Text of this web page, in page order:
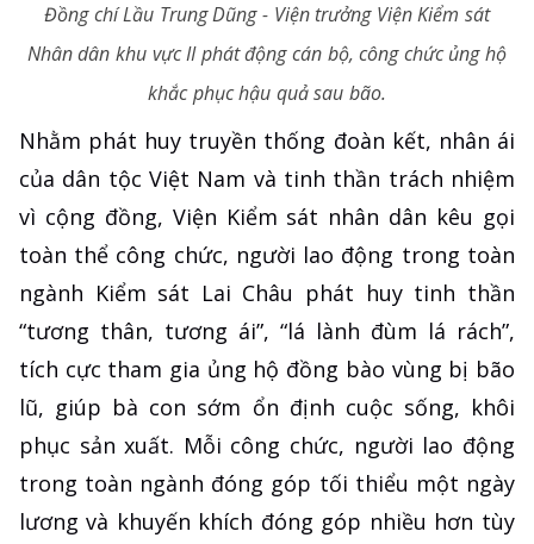
Đồng chí Lầu Trung Dũng - Viện trưởng Viện Kiểm sát
Nhân dân khu vực II phát động cán bộ, công chức ủng hộ
khắc phục hậu quả sau bão.
Nhằm phát huy truyền thống đoàn kết, nhân ái
của dân tộc Việt Nam và tinh thần trách nhiệm
vì cộng đồng, Viện Kiểm sát nhân dân kêu gọi
toàn thể công chức, người lao động trong toàn
ngành Kiểm sát Lai Châu phát huy tinh thần
“tương thân, tương ái”, “lá lành đùm lá rách”,
tích cực tham gia ủng hộ đồng bào vùng bị bão
lũ, giúp bà con sớm ổn định cuộc sống, khôi
phục sản xuất. Mỗi công chức, người lao động
trong toàn ngành đóng góp tối thiểu một ngày
lương và khuyến khích đóng góp nhiều hơn tùy